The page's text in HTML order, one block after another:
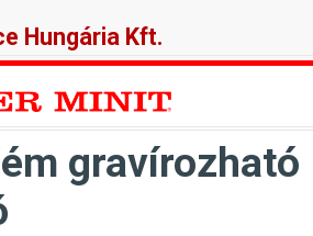
Hungária Kft.
gravírozható